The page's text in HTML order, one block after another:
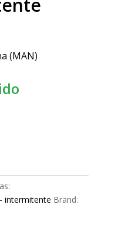
(MAN)
intermitente Brand: